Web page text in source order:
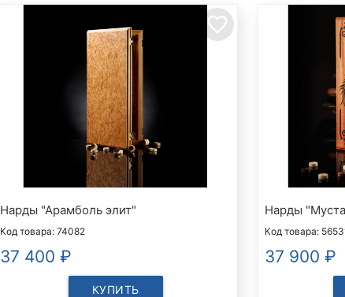
favorite_border
Нарды "Арамболь элит"
Код товара: 74082
37 400 ₽
КУПИТЬ
Нарды
Код товара:
37 900 ₽